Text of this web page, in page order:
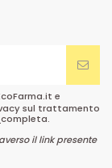
e
sul trattamento
completa.
il link presente